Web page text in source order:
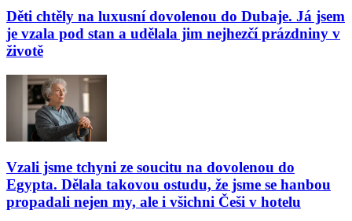
Děti chtěly na luxusní dovolenou do Dubaje. Já jsem
je vzala pod stan a udělala jim nejhezčí prázdniny v
životě
Vzali jsme tchyni ze soucitu na dovolenou do
Egypta. Dělala takovou ostudu, že jsme se hanbou
propadali nejen my, ale i všichni Češi v hotelu